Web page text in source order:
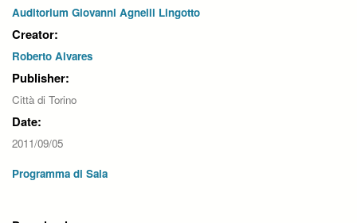
Auditorium Giovanni Agnelli Lingotto
Creator:
Roberto Alvares
Publisher:
Città di Torino
Date:
2011/09/05
Programma di Sala